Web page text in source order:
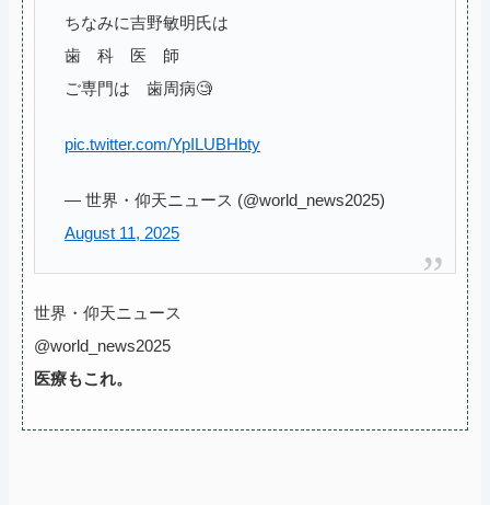
ちなみに吉野敏明氏は
歯 科 医 師
ご専門は 歯周病🧐
pic.twitter.com/YpILUBHbty
— 世界・仰天ニュース (@world_news2025)
August 11, 2025
世界・仰天ニュース
@world_news2025
医療もこれ。